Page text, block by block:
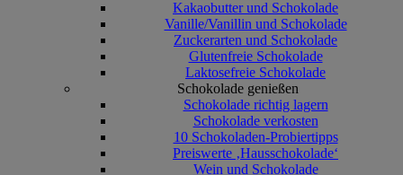
Kakaobutter und Schokolade
Vanille/Vanillin und Schokolade
Zuckerarten und Schokolade
Glutenfreie Schokolade
Laktosefreie Schokolade
Schokolade genießen
Schokolade richtig lagern
Schokolade verkosten
10 Schokoladen-Probiertipps
Preiswerte ‚Hausschokolade‘
Wein und Schokolade